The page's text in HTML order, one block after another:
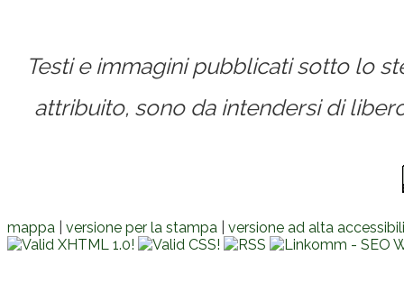
Testi e immagini pubblicati sotto lo
attribuito, sono da intendersi di
mappa versione per la stampa versione ad alta